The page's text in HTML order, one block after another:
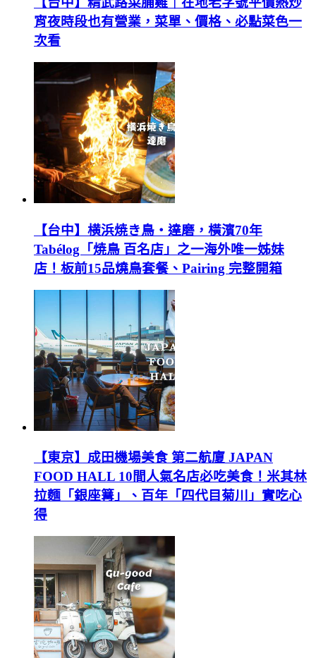
宵夜時段也有營業，菜單、價格、必點菜色一
次看
【台中】横浜焼き鳥‧達磨，橫濱70年
Tabélog「焼鳥 百名店」之一海外唯一姊妹
店！板前15品燒鳥套餐、Pairing 完整開箱
【東京】成田機場美食 第二航廈 JAPAN
FOOD HALL 10間人氣名店必吃美食！米其林
拉麵「銀座篝」、百年「四代目菊川」實吃心
得